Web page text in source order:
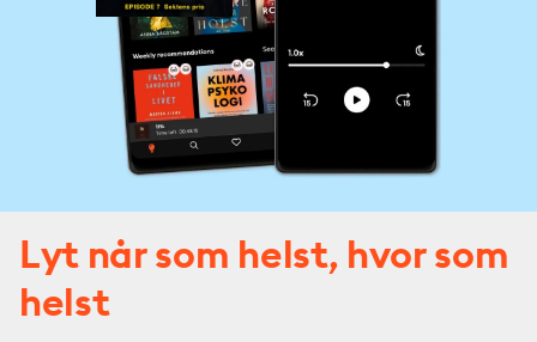
Lyt når som helst, hvor som
helst